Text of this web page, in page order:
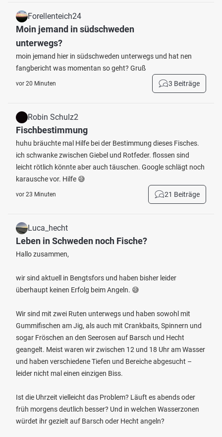
Forellenteich24
Moin jemand in südschweden
unterwegs?
moin jemand hier in südschweden unterwegs und hat nen
fangbericht was momentan so geht? Gruß
vor 20 Minuten 3 Beiträge
Robin Schulz2
Fischbestimmung
huhu bräuchte mal Hilfe bei der Bestimmung dieses Fisches.
ich schwanke zwischen Giebel und Rotfeder. flossen sind
leicht rötlich könnte aber auch täuschen. Google schlägt noch
karausche vor. Hilfe 😅
vor 23 Minuten 21 Beiträge
Luca_hecht
Leben in Schweden noch Fische?
Hallo zusammen,
wir sind aktuell in Bengtsfors und haben bisher leider
überhaupt keinen Erfolg beim Angeln. 😅
Wir sind mit zwei Ruten unterwegs und haben sowohl mit
Gummifischen am Jig, als auch mit Crankbaits, Spinnern und
sogar Fröschen an den Seerosen auf Barsch und Hecht
geangelt. Meist waren wir zwischen 12 und 18 Uhr am Wasser
und haben verschiedene Tiefen und Bereiche abgesucht –
leider nicht mal einen einzigen Biss.
Ist die Uhrzeit vielleicht das Problem? Läuft es abends oder
früh morgens deutlich besser? Und in welchen Wasserzonen
würdet ihr gezielt auf Barsch oder Hecht angeln?